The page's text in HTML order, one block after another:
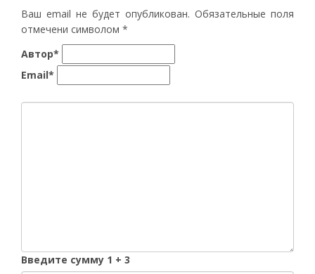
Ваш email не будет опубликован. Обязательные поля
отмечени символом *
Автор*
Email*
Введите сумму 1 + 3